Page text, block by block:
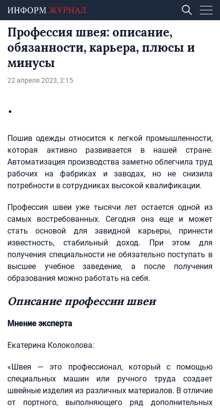
Профессия швея: описание,
обязанности, карьера, плюсы и
минусы
22 апреля 2023, 2:15
Пошив одежды относится к легкой промышленности,
которая активно развивается в нашей стране.
Автоматизация производства заметно облегчила труд
рабочих на фабриках и заводах, но не снизила
потребности в сотрудниках высокой квалификации.
Профессия швеи уже тысячи лет остается одной из
самых востребованных. Сегодня она еще и может
стать основой для завидной карьеры, принести
известность, стабильный доход. При этом для
получения специальности не обязательно поступать в
высшее учебное заведение, а после получения
образования можно работать на себя.
Описание профессии швеи
Мнение эксперта
Екатерина Колоколова:
«Швея — это профессионал, который с помощью
специальных машин или ручного труда создает
швейные изделия из различных материалов. В отличие
от портного, выполняющего ряд дополнительных